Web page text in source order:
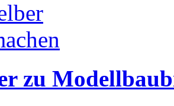
zu